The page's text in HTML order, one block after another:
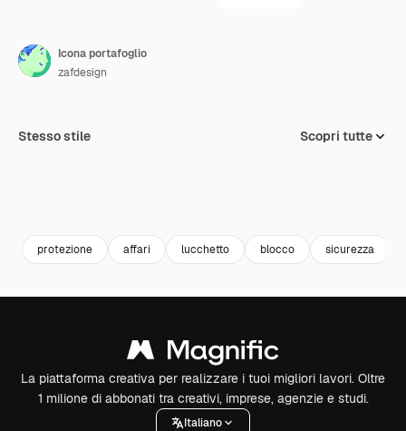
Icona portafoglio
zafdesign
Stesso stile Scopri tutte
protezione affari lucchetto blocco sicurezza
La piattaforma creativa per realizzare i tuoi migliori lavori. Oltre
1 milione di abbonati tra creativi, imprese, agenzie e studi.
Italiano